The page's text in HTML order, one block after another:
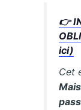
👉
ici)
Cet